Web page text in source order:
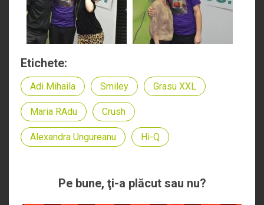
Etichete:
Adi Mihaila Smiley Grasu XXL
Maria RAdu Crush
Alexandra Ungureanu Hi-Q
Pe bune, ţi-a plăcut sau nu?